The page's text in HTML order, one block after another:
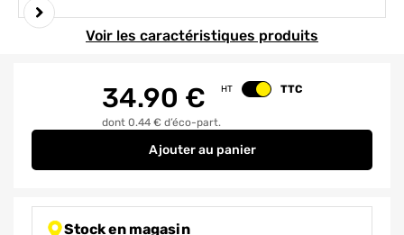
HT Changer le prix
TTC
34.90 €
dont 0.44 € d’éco-part.
Ajouterau panier
Table basse de jardin MASSAI
Stock en magasin
Element 1 sur 2
Voir les caractéristiques produits